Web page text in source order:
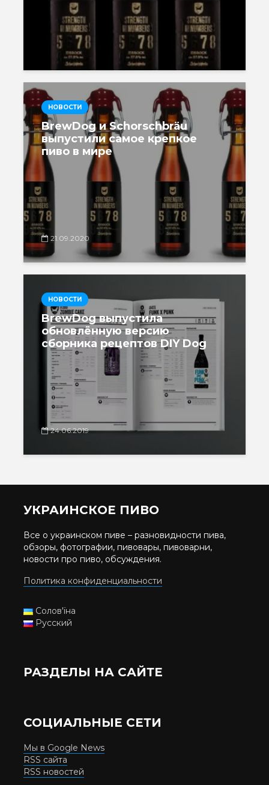
НОВОСТИ
BrewDog и Schorschbräu
выпустили самое крепкое
пиво в мире
21.09.2020
НОВОСТИ
BrewDog выпустила
обновлённую версию
сборника рецептов DIY Dog
24.06.2019
УКРАИНСКОЕ ПИВО
Все о украинском пиве – разновидности пива,
обзоры, фотографии, пивовары, пивоварни,
новости про пиво, обсуждения.
Политика конфиденциальности
Солов'їна
Русский
РАЗДЕЛЫ НА САЙТЕ
СОЦИАЛЬНЫЕ СЕТИ
Мы в Google News
RSS сайта
RSS новостей